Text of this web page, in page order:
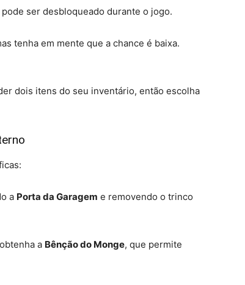
ser desbloqueado durante o jogo.
tenha em mente que a chance é baixa.
dois itens do seu inventário, então escolha
a Porta da Garagem e removendo o trinco
a Bênção do Monge, que permite